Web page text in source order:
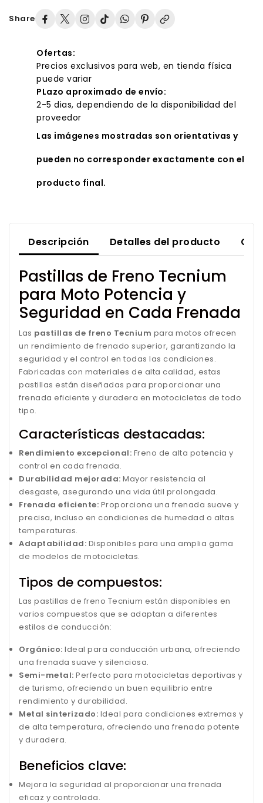
Share
Ofertas:
Precios exclusivos para web, en tienda física
puede variar
PLazo aproximado de envío:
2-5 dias, dependiendo de la disponibilidad del
proveedor
Las imágenes mostradas son orientativas y
pueden no corresponder exactamente con el
producto final.
Descripción Detalles del producto
Pastillas de Freno Tecnium
para Moto Potencia y
Seguridad en Cada Frenada
Las pastillas de freno Tecnium para motos ofrecen
un rendimiento de frenado superior, garantizando la
seguridad y el control en todas las condiciones.
Fabricadas con materiales de alta calidad, estas
pastillas están diseñadas para proporcionar una
frenada eficiente y duradera en motocicletas de todo
tipo.
Características destacadas:
Rendimiento excepcional: Freno de alta potencia y
control en cada frenada.
Durabilidad mejorada: Mayor resistencia al
desgaste, asegurando una vida útil prolongada.
Frenada eficiente: Proporciona una frenada suave y
precisa, incluso en condiciones de humedad o altas
temperaturas.
Adaptabilidad: Disponibles para una amplia gama
de modelos de motocicletas.
Tipos de compuestos:
Las pastillas de freno Tecnium están disponibles en
varios compuestos que se adaptan a diferentes
estilos de conducción:
Orgánico: Ideal para conducción urbana, ofreciendo
una frenada suave y silenciosa.
Semi-metal: Perfecto para motocicletas deportivas y
de turismo, ofreciendo un buen equilibrio entre
rendimiento y durabilidad.
Metal sinterizado: Ideal para condiciones extremas y
de alta temperatura, ofreciendo una frenada potente
y duradera.
Beneficios clave:
Mejora la seguridad al proporcionar una frenada
eficaz y controlada.